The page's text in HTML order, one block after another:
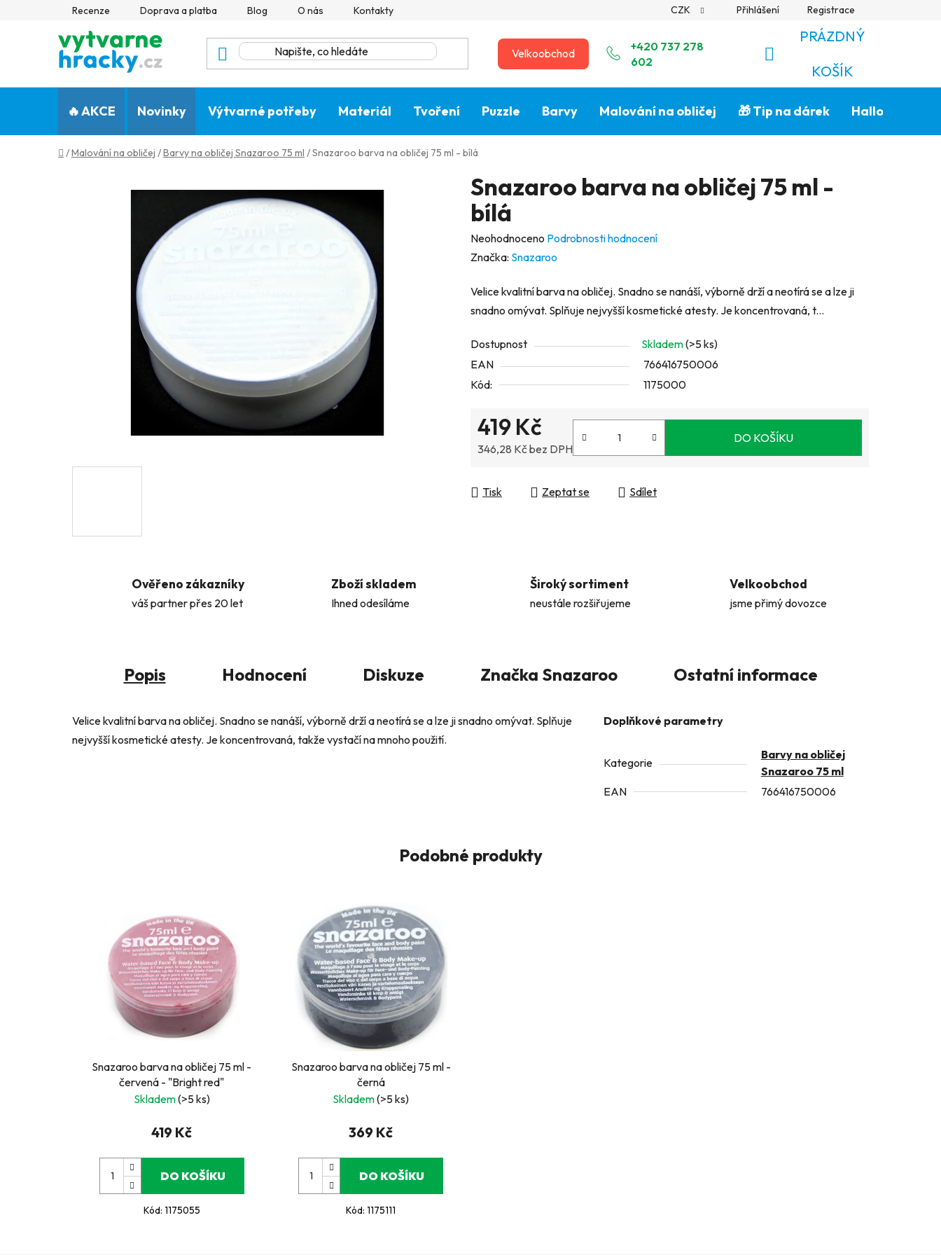
Recenze Doprava a platba Blog O nás Kontakty CZK Přihlášení Registrace
Velkoobchod
+420 737 278
602
NÁKUPNÍ
KOŠÍK
PRÁZDNÝ
KOŠÍK
🔥 AKCE Novinky Výtvarné potřeby Materiál Tvoření Puzzle Barvy Malování na obličej 🎁 Tip na dárek Halloween🎃
Domů
/Malování na obličej /Barvy na obličej Snazaroo 75 ml /Snazaroo barva na obličej 75 ml - bílá
Snazaroo barva na obličej 75 ml -
bílá
Průměrné
hodnocení
je
0,0
5
hvězdiček.
Neohodnoceno Podrobnosti hodnocení
Značka: Snazaroo
Velice kvalitní barva na obličej. Snadno se nanáší, výborně drží a neotírá se a lze ji
snadno omývat. Splňuje nejvyšší kosmetické atesty. Je koncentrovaná, t...
Dostupnost Skladem(>5 ks)
EAN
766416750006
Kód:
1175000
419 Kč
346,28 Kč bez DPH
DO KOŠÍKU
Tisk Zeptat se Sdílet
Ověřeno zákazníky
váš partner přes 20 let
Zboží skladem
Ihned odesíláme
Široký sortiment
neustále rozšiřujeme
Velkoobchod
jsme přimý dovozce
Popis Hodnocení Diskuze Značka Snazaroo Ostatní informace
Velice kvalitní barva na obličej. Snadno se nanáší, výborně drží a neotírá se a lze ji snadno omývat. Splňuje
nejvyšší kosmetické atesty. Je koncentrovaná, takže vystačí na mnoho použití.
Doplňkové parametry
Kategorie
Barvy na obličej
Snazaroo 75 ml
EAN
766416750006
Podobné produkty
Snazaroo barva na obličej 75 ml -
červená - "Bright red"
Skladem(>5 ks)
419 Kč
DO KOŠÍKU
Kód: 1175055
Snazaroo barva na obličej 75 ml -
černá
Skladem(>5 ks)
369 Kč
DO KOŠÍKU
Kód:1175111